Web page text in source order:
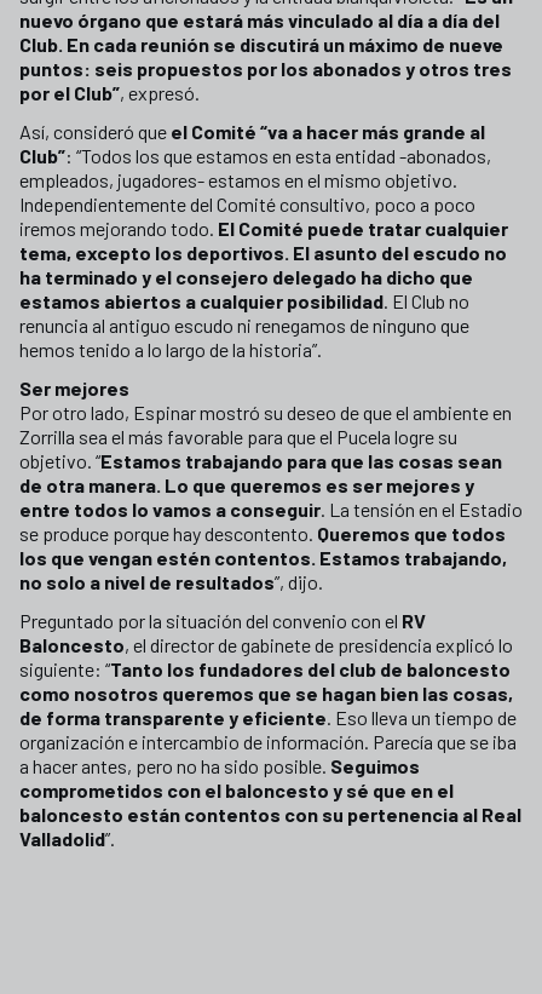
nuevo órgano que estará más vinculado al día a día del
Club. En cada reunión se discutirá un máximo de nueve
puntos: seis propuestos por los abonados y otros tres
por el Club”, expresó.
Así, consideró que el Comité “va a hacer más grande al
Club”: “Todos los que estamos en esta entidad -abonados,
empleados, jugadores- estamos en el mismo objetivo.
Independientemente del Comité consultivo, poco a poco
iremos mejorando todo. El Comité puede tratar cualquier
tema, excepto los deportivos. El asunto del escudo no
ha terminado y el consejero delegado ha dicho que
estamos abiertos a cualquier posibilidad. El Club no
renuncia al antiguo escudo ni renegamos de ninguno que
hemos tenido a lo largo de la historia”.
Ser mejores
Por otro lado, Espinar mostró su deseo de que el ambiente en
Zorrilla sea el más favorable para que el Pucela logre su
objetivo. “Estamos trabajando para que las cosas sean
de otra manera. Lo que queremos es ser mejores y
entre todos lo vamos a conseguir. La tensión en el Estadio
se produce porque hay descontento. Queremos que todos
los que vengan estén contentos. Estamos trabajando,
no solo a nivel de resultados”, dijo.
Preguntado por la situación del convenio con el RV
Baloncesto, el director de gabinete de presidencia explicó lo
siguiente: “Tanto los fundadores del club de baloncesto
como nosotros queremos que se hagan bien las cosas,
de forma transparente y eficiente. Eso lleva un tiempo de
organización e intercambio de información. Parecía que se iba
a hacer antes, pero no ha sido posible. Seguimos
comprometidos con el baloncesto y sé que en el
baloncesto están contentos con su pertenencia al Real
Valladolid”.